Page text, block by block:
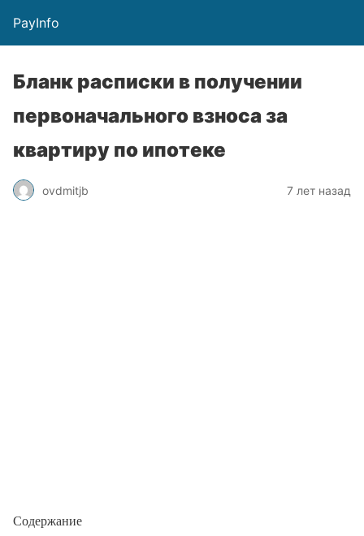
PayInfo
Бланк расписки в получении
первоначального взноса за
квартиру по ипотеке
ovdmitjb 7 лет назад
Содержание